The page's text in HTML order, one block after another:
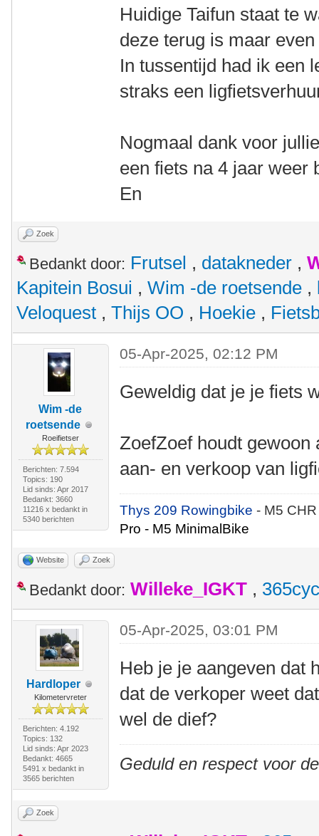
Huidige Taifun staat te
deze terug is maar
In tussentijd had ik een
straks een
Nogmaal dank voor
een fiets na 4 jaar weer
En
Zoek
Bedankt door: Frutsel , datakneder ,
Kapitein Bosui , Wim -de roetsende ,
Veloquest , Thijs OO , Hoekie ,
Wim -de
roetsende
Roeifietser
Berichten: 7.594
Topics: 190
Lid sinds: Apr 2017
Bedankt: 3660
11216 x bedankt in
5340 berichten
05-Apr-2025, 02:12 PM
Geweldig dat je je fiets
ZoefZoef houdt
aan- en verkoop van
Thys 209 Rowingbike- M5
Pro - M5 MinimalBike
Website Zoek
Bedankt door: Willeke_IGKT ,
Hardloper
Kilometervreter
Berichten: 4.192
Topics: 132
Lid sinds: Apr 2023
Bedankt: 4665
5491 x bedankt in
3565 berichten
05-Apr-2025, 03:01 PM
Heb je je aangeven dat
dat de verkoper weet
wel de dief?
Geduld en respect voor
Zoek